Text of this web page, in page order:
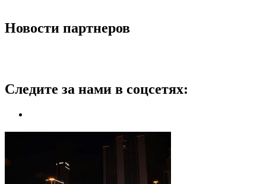
Новости партнеров
Следите за нами в соцсетях: